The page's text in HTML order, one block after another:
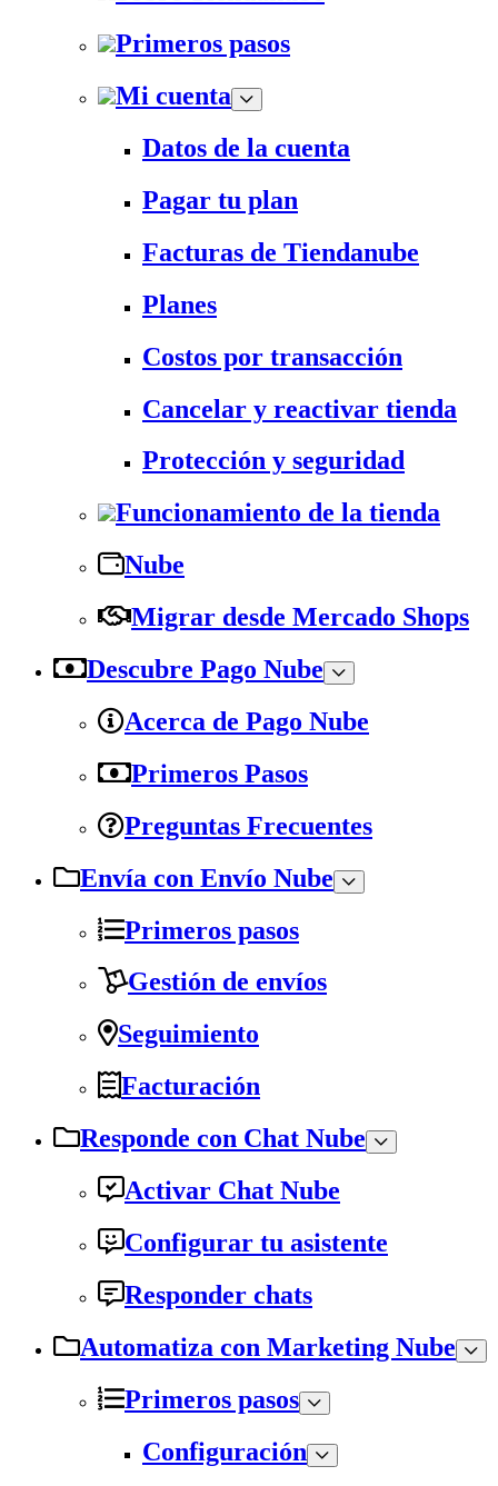
Primeros pasos
Mi cuenta
Datos de la cuenta
Pagar tu plan
Facturas de Tiendanube
Planes
Costos por transacción
Cancelar y reactivar tienda
Protección y seguridad
Funcionamiento de la tienda
Nube
Migrar desde Mercado Shops
Descubre Pago Nube
Acerca de Pago Nube
Primeros Pasos
Preguntas Frecuentes
Envía con Envío Nube
Primeros pasos
Gestión de envíos
Seguimiento
Facturación
Responde con Chat Nube
Activar Chat Nube
Configurar tu asistente
Responder chats
Automatiza con Marketing Nube
Primeros pasos
Configuración